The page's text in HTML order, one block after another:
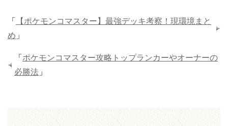
「
【ポケモンコマスター】最強デッキ考察！現環境まと
め 」
「 ポケモンコマスター攻略トップランカーやオーナーの
必勝法 」